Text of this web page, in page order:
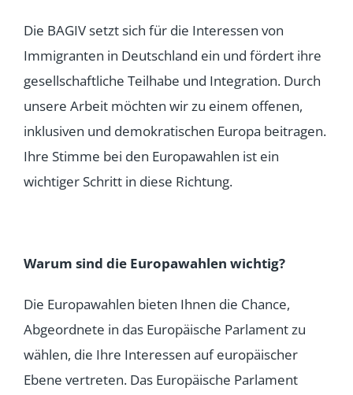
Die BAGIV setzt sich für die Interessen von
Immigranten in Deutschland ein und fördert ihre
gesellschaftliche Teilhabe und Integration. Durch
unsere Arbeit möchten wir zu einem offenen,
inklusiven und demokratischen Europa beitragen.
Ihre Stimme bei den Europawahlen ist ein
wichtiger Schritt in diese Richtung.
Warum sind die Europawahlen wichtig?
Die Europawahlen bieten Ihnen die Chance,
Abgeordnete in das Europäische Parlament zu
wählen, die Ihre Interessen auf europäischer
Ebene vertreten. Das Europäische Parlament